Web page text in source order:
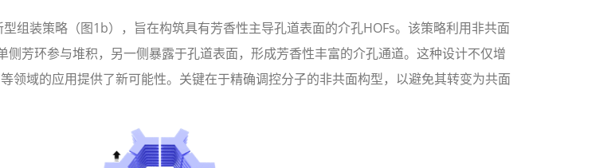
装策略（图1b），旨在构筑具有芳香性主导孔道表面的介孔HOFs。该策略利用非共面
芳环参与堆积，另一侧暴露于孔道表面，形成芳香性丰富的介孔通道。这种设计不仅增
领域的应用提供了新可能性。关键在于精确调控分子的非共面构型，以避免其转变为共面